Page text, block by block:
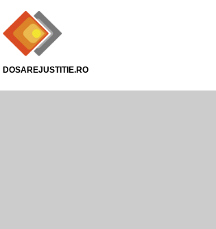
DOSAREJUSTITIE.RO